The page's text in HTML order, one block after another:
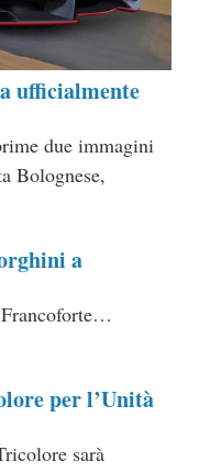
ufficialmente
due immagini
Bolognese,
a
per l’Unità
sarà